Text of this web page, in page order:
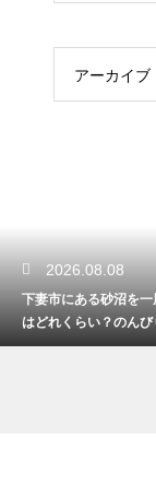
アーカイブ
2026.08.08
下妻市にある砂沼を
はどれくらい？のんび
ルート